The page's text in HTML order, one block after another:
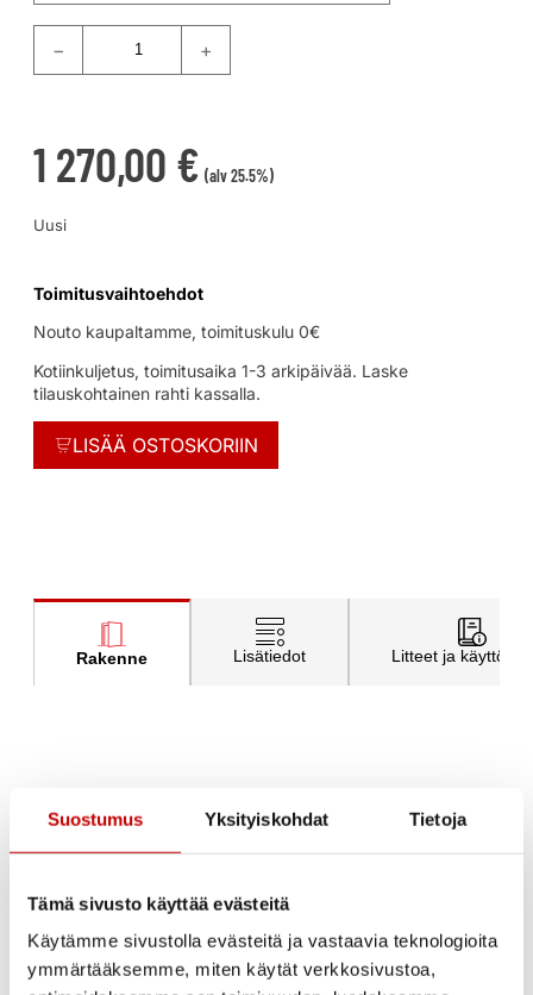
Suostumus Yksityiskohdat Tietoja
Tämä sivusto käyttää evästeitä
Käytämme sivustolla evästeitä ja vastaavia teknologioita
ymmärtääksemme, miten käytät verkkosivustoa,
− +
1 270,00 € (alv 25.5%)
Uusi
Toimitusvaihtoehdot
Nouto kaupaltamme, toimituskulu 0€
Kotiinkuljetus, toimitusaika 1-3 arkipäivää. Laske
tilauskohtainen rahti kassalla.
LISÄÄ OSTOSKORIIN
Rakenne Lisätiedot Litteet ja
Ulko-oven rakenne
Ovilevy
EPS-lämpöeristetty 86 mm vahva
ovilehti. Ovilevyn reunalla liimapuun ja
kertopuun yhdistelmä sekä molemmat